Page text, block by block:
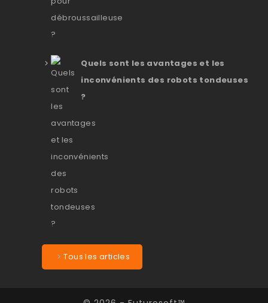
Quels sont les avantages et les
inconvénients des robots tondeuses
?
Tous les articles